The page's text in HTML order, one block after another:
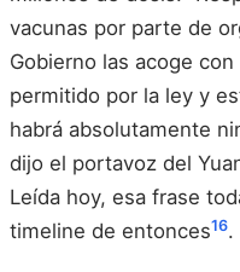
vacunas por parte de
Gobierno las acoge
permitido por la ley y
habrá absolutamente
dijo el portavoz del
Leída hoy, esa frase
timeline de entonces16.